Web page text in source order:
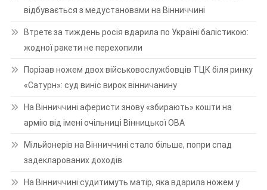
відбувається з медустановами на Вінниччині
Втретє за тиждень росія вдарила по Україні балістикою:
жодної ракети не перехопили
Порізав ножем двох військовослужбовців ТЦК біля ринку
«Сатурн»: суд виніс вирок вінничанину
На Вінниччині аферисти знову «збирають» кошти на
армію від імені очільниці Вінницької ОВА
Мільйонерів на Вінниччині стало більше, попри спад
задекларованих доходів
На Вінниччині судитимуть матір, яка вдарила ножем у